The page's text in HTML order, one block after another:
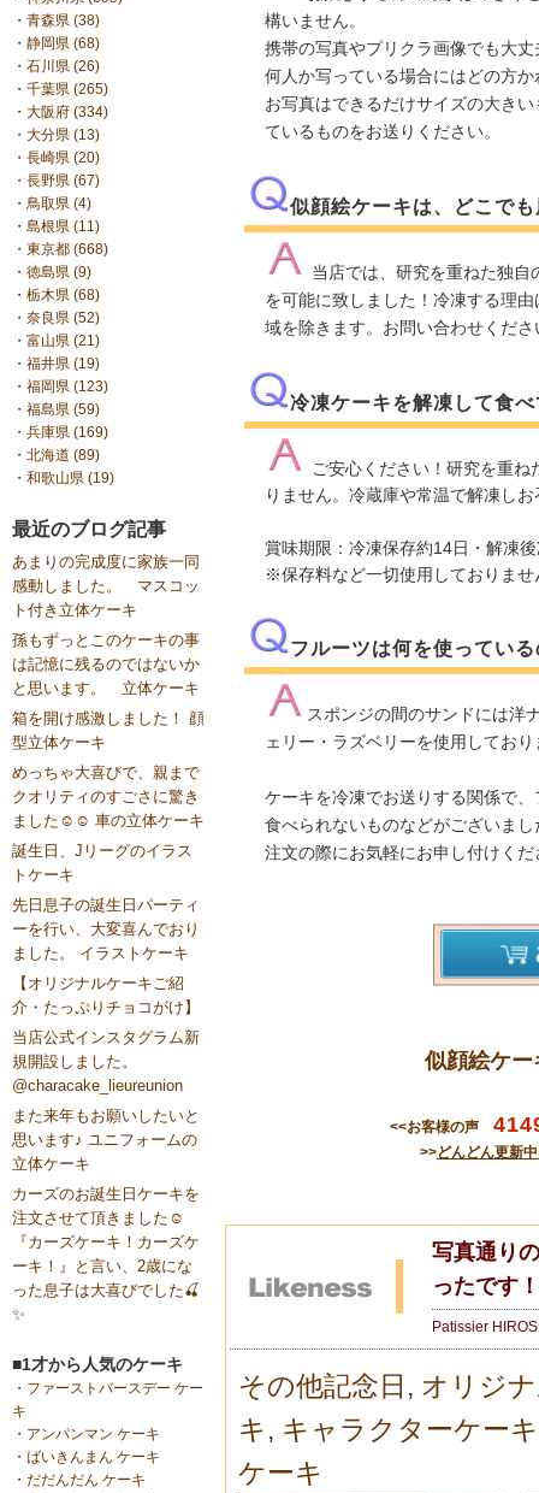
・ 青森県 (38)
・ 静岡県 (68)
・ 石川県 (26)
・ 千葉県 (265)
・ 大阪府 (334)
・ 大分県 (13)
・ 長崎県 (20)
・ 長野県 (67)
・ 鳥取県 (4)
・ 島根県 (11)
・ 東京都 (668)
・ 徳島県 (9)
・ 栃木県 (68)
・ 奈良県 (52)
・ 富山県 (21)
・ 福井県 (19)
・ 福岡県 (123)
・ 福島県 (59)
・ 兵庫県 (169)
・ 北海道 (89)
・ 和歌山県 (19)
最近のブログ記事
あまりの完成度に家族一同
感動しました。 マスコッ
ト付き立体ケーキ
孫もずっとこのケーキの事
は記憶に残るのではないか
と思います。 立体ケーキ
箱を開け感激しました！ 顔
型立体ケーキ
めっちゃ大喜びで、親まで
クオリティのすごさに驚き
ました☺️☺️ 車の立体ケーキ
誕生日、Jリーグのイラス
トケーキ
先日息子の誕生日パーティ
ーを行い、大変喜んでおり
ました。 イラストケーキ
【オリジナルケーキご紹
介・たっぷりチョコがけ】
当店公式インスタグラム新
規開設しました。
@characake_lieureunion
また来年もお願いしたいと
思います♪ ユニフォームの
立体ケーキ
カーズのお誕生日ケーキを
注文させて頂きました☺️
『カーズケーキ！カーズケ
ーキ！』と言い、2歳にな
った息子は大喜びでした🍒
✨
■1才から人気のケーキ
・ ファーストバースデー ケー
キ
・ アンパンマン ケーキ
・ ばいきんまん ケーキ
・ だだんだん ケーキ
構いません。
携帯の写真やプリクラ画像でも大丈
何人か写っている場合にはどの方
お写真はできるだけサイズの大き
ているものをお送りください。
似顔絵ケーキは、どこで
当店では、研究を重ねた独
を可能に致しました！冷凍する理
域を除きます。お問い合わせくださ
冷凍ケーキを解凍して食
ご安心ください！研究を重
りません。冷蔵庫や常温で解凍し
賞味期限：冷凍保存約14日・解凍
※保存料など一切使用しておりませ
フルーツは何を使ってい
スポンジの間のサンドには洋
ェリー・ラズベリーを使用しており
ケーキを冷凍でお送りする関係で
食べられないものなどがございま
注文の際にお気軽にお申し付けくだ
似顔絵ケ
<<お客様の声
>>どんどん更新
写真通り
ったです
Patissier
その他記念日 , オリジ
キ , キャラクターケーキ
ケーキ